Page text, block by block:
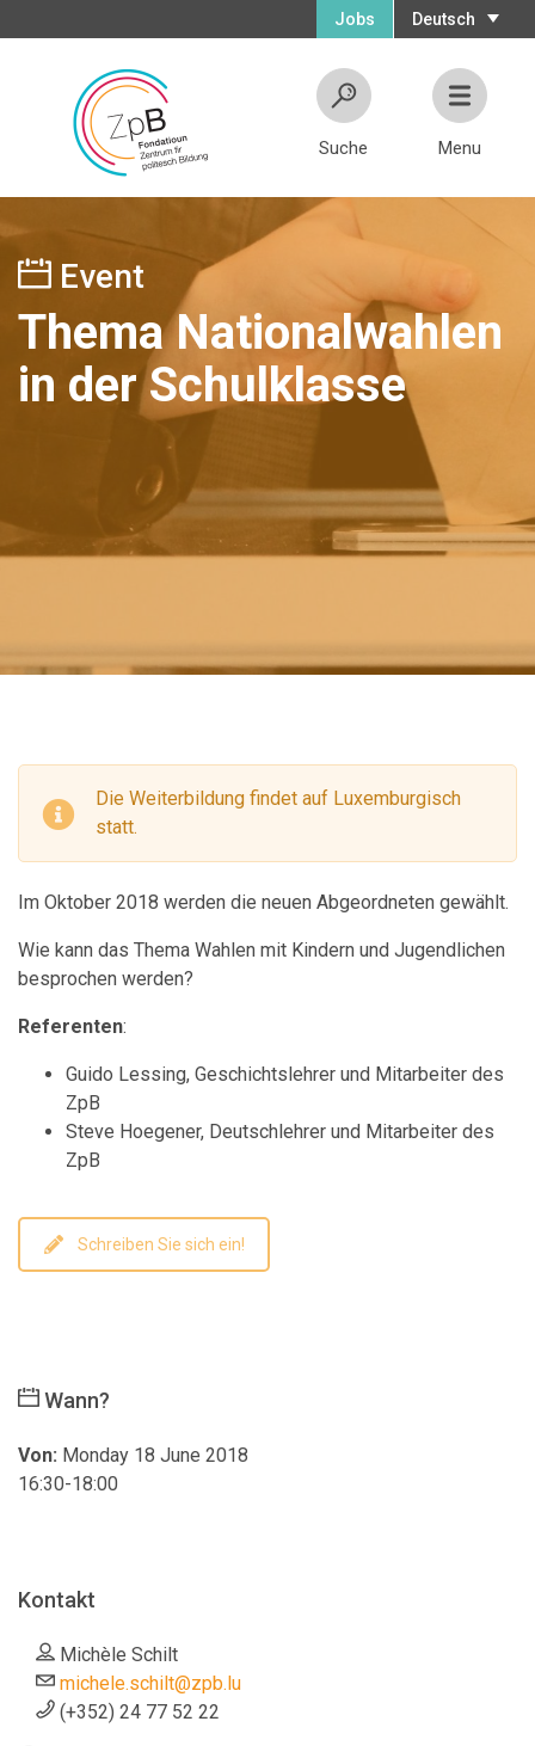
Deutsch
Jobs
Suche Menu
Event
Thema Nationalwahlen
in der Schulklasse
Die Weiterbildung findet auf Luxemburgisch
statt.
Im Oktober 2018 werden die neuen Abgeordneten gewählt.
Wie kann das Thema Wahlen mit Kindern und Jugendlichen
besprochen werden?
Referenten:
Guido Lessing, Geschichtslehrer und Mitarbeiter des
ZpB
Steve Hoegener, Deutschlehrer und Mitarbeiter des
ZpB
Schreiben Sie sich ein!
Wann?
Von: Monday 18 June 2018
16:30-18:00
Kontakt
Michèle Schilt
michele.schilt@zpb.lu
(+352) 24 77 52 22